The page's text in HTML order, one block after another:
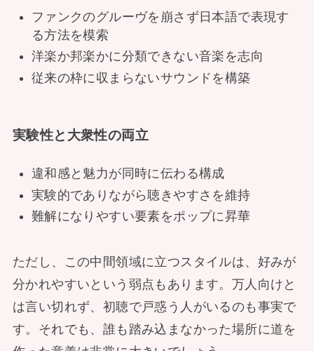
ファンクのグルーヴを崩さず日本語で表現す
る方法を模索
洋楽か邦楽かに分類できない音楽を志向
従来の枠に収まらないサウンドを構築
実験性と大衆性の両立
違和感と魅力が同時に伝わる構成
実験的でありながら聴きやすさを維持
難解になりやすい要素をポップに昇華
ただし、この中間領域に立つスタイルは、好みが
分かれやすいという弱点もあります。万人向けと
は言い切れず、初聴で戸惑う人がいるのも事実で
す。それでも、誰も踏み込まなかった場所に道を